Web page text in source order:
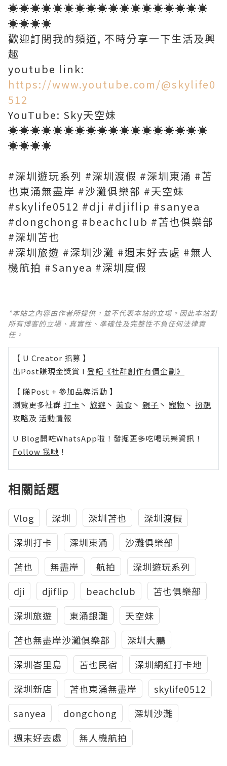
☀️☀️☀️☀️☀️☀️☀️☀️☀️☀️☀️☀️☀️☀️☀️☀️☀️☀️
☀️☀️☀️☀️
歡迎訂閱我的頻道, 不時分享一下生活及興
趣
youtube link:
https://www.youtube.com/@skylife0
512
YouTube: Sky天空妹
☀️☀️☀️☀️☀️☀️☀️☀️☀️☀️☀️☀️☀️☀️☀️☀️☀️☀️
☀️☀️☀️☀️
#深圳遊玩系列 #深圳渡假 #深圳東涌 #苫
也東涌無盡岸 #沙灘俱樂部 #天空妹
#skylife0512 #dji #djiflip #sanyea
#dongchong #beachclub #苫也俱樂部
#深圳苫也
#深圳旅遊 #深圳沙灘 #週末好去處 #無人
機航拍 #Sanyea #深圳度假
*本站之內容由作者所提供，並不代表本站的立場。因此本站對
所有博客的立場、真實性、準確性及完整性不負任何法律責
任。
【 U Creator 招募 】
出Post賺現金獎賞 l 登記《社群創作有價企劃》
【 睇Post + 參加品牌活動 】
瀏覽更多社群 打卡 丶 旅遊 丶 美食 丶 親子 丶 寵物 丶 扮靚
攻略及 活動情報
U Blog開咗WhatsApp啦！發掘更多吃喝玩樂資訊！
Follow 我哋 ！
相關話題
Vlog 深圳 深圳苫也
深圳渡假
深圳打卡
深圳東涌
沙灘俱樂部
苫也
無盡岸 航拍
深圳遊玩系列
dji
djiflip beachclub
苫也俱樂部
深圳旅遊
東涌銀灘
天空妹
苫也無盡岸沙灘俱樂部
深圳大鵬
深圳峇里島
苫也民宿
深圳網紅打卡地
深圳新店
苫也東涌無盡岸
skylife0512
sanyea
dongchong
深圳沙灘
週末好去處
無人機航拍